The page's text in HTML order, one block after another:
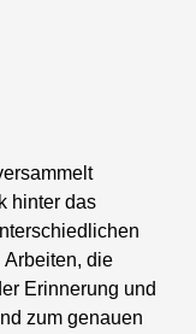
hinter das
Arbeiten, die
Erinnerung und
zum genauen